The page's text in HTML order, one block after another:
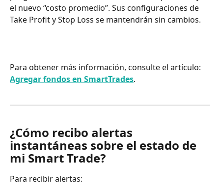
el nuevo “costo promedio”. Sus configuraciones de
Take Profit y Stop Loss se mantendrán sin cambios.
Para obtener más información, consulte el artículo:
Agregar fondos en SmartTrades.
¿Cómo recibo alertas
instantáneas sobre el estado de
mi Smart Trade?
Para recibir alertas: